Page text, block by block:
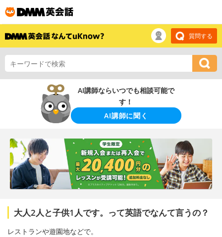
質問する
AI講師ならいつでも相談可能で
す！
AI講師に聞く
大人2人と子供1人です。って英語でなんて言うの？
レストランや遊園地などで。